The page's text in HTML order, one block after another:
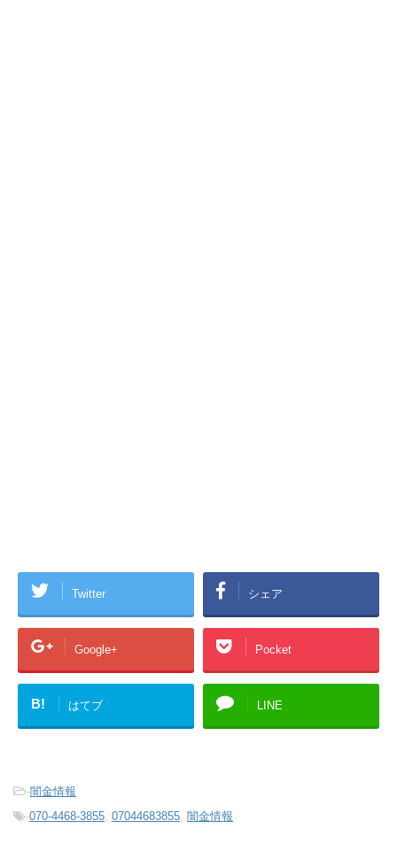
Twitter シェア
Google+ Pocket
B! はてブ LINE
-闇金情報
-070-4468-3855, 07044683855, 闇金情報